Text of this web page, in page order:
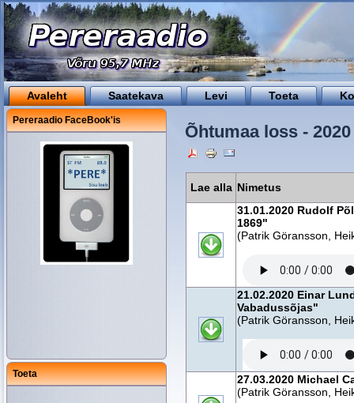
Avaleht Saatekava Levi Toeta
Pereraadio FaceBook'is
Toeta
Õhtumaa loss - 2020
Lae alla Nimetus
31.01.2020 Rudolf
1869"
(Patrik Göransson,
21.02.2020 Einar
Vabadussõjas"
(Patrik Göransson,
27.03.2020 Michael
(Patrik Göransson,